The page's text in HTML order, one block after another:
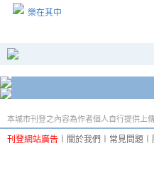
樂在其中
本城市刊登之內容為作者個人自行提供上
刊登網站廣告 關於我們 常見問題